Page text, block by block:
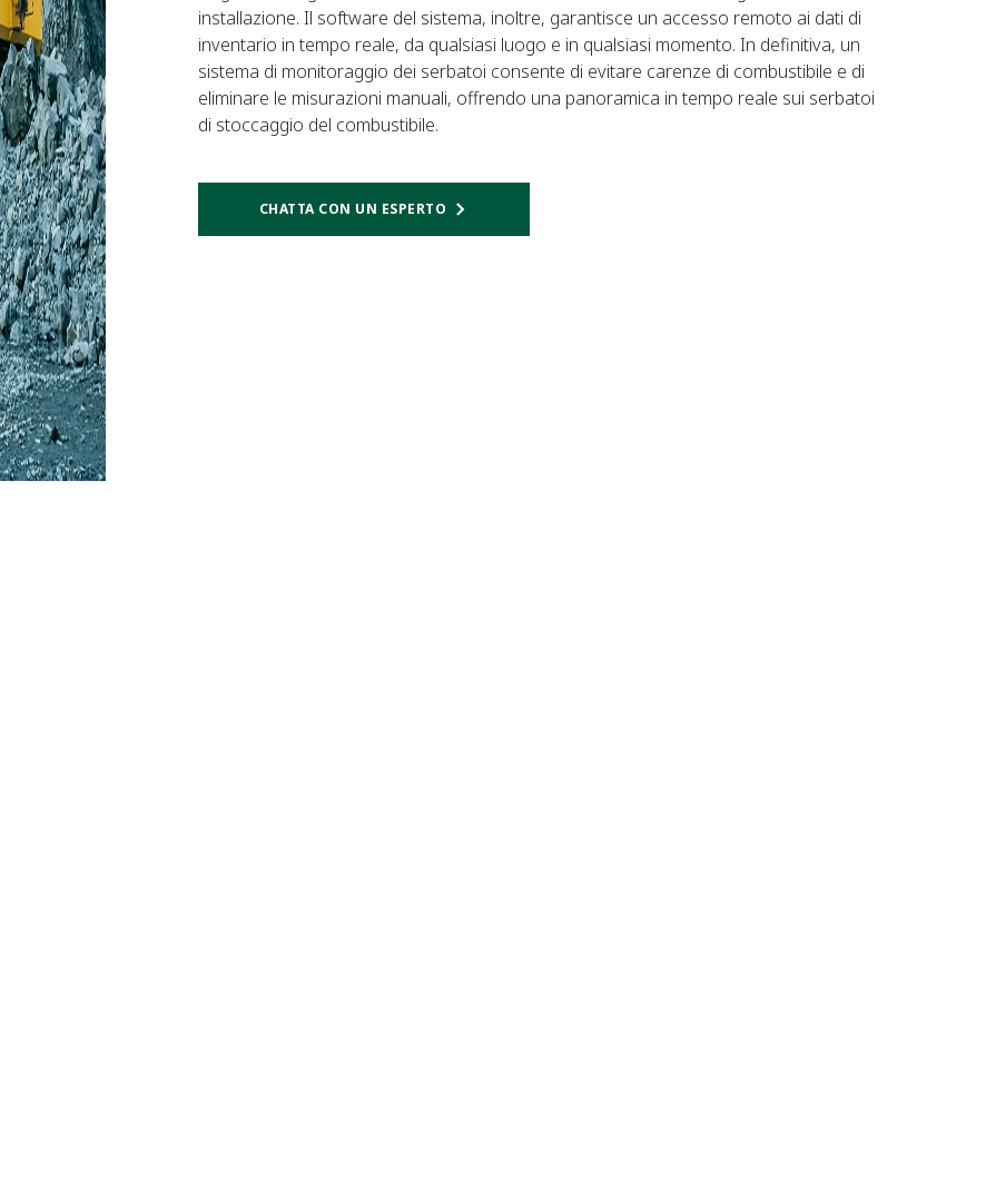
installazione. Il software del sistema, inoltre, garantisce un accesso remoto ai dati di
inventario in tempo reale, da qualsiasi luogo e in qualsiasi momento. In definitiva, un
sistema di monitoraggio dei serbatoi consente di evitare carenze di combustibile e di
eliminare le misurazioni manuali, offrendo una panoramica in tempo reale sui serbatoi
di stoccaggio del combustibile.
CHATTA CON UN ESPERTO